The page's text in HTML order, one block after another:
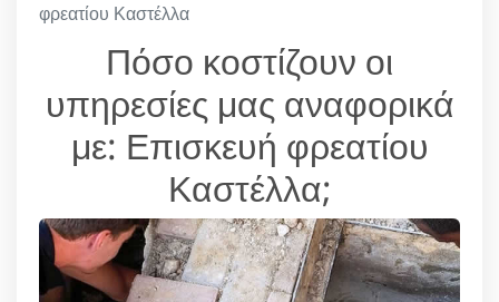
φρεατίου Καστέλλα
Πόσο κοστίζουν οι
υπηρεσίες μας αναφορικά
με: Επισκευή φρεατίου
Καστέλλα;